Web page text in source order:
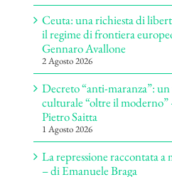
Ceuta: una richiesta di
il regime di frontiera
Gennaro Avallone
2 Agosto 2026
Decreto “anti-maranza”: un
culturale “oltre il moderno”
Pietro Saitta
1 Agosto 2026
La repressione raccontata a
– di Emanuele Braga